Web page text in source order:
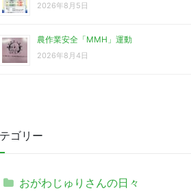
2026年8月5日
農作業安全「MMH」運動
2026年8月4日
ゴリー
おがわじゅりさんの日々